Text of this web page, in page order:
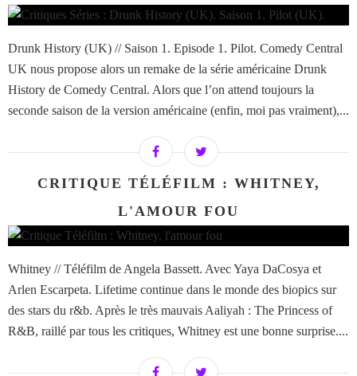
Drunk History (UK) // Saison 1. Episode 1. Pilot. Comedy Central
UK nous propose alors un remake de la série américaine Drunk
History de Comedy Central. Alors que l’on attend toujours la
seconde saison de la version américaine (enfin, moi pas vraiment),...
CRITIQUE TÉLÉFILM : WHITNEY,
L'AMOUR FOU
Whitney // Téléfilm de Angela Bassett. Avec Yaya DaCosya et
Arlen Escarpeta. Lifetime continue dans le monde des biopics sur
des stars du r&b. Après le très mauvais Aaliyah : The Princess of
R&B, raillé par tous les critiques, Whitney est une bonne surprise....